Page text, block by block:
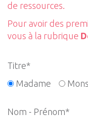
de ressources.
Pour avoir des
vous à la rubrique
Titre*
Madame
Nom - Prénom*